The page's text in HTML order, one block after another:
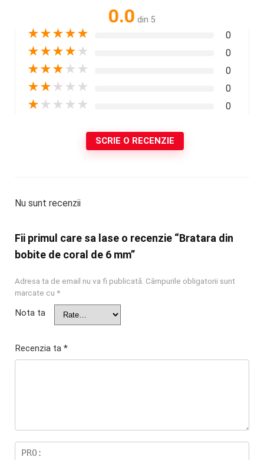
0.0 din 5
★★★★★ 0
★★★★ ★ 0
★★★ ★ ★ 0
★★ ★ ★ ★ 0
★ ★ ★ ★ ★ 0
SCRIE O RECENZIE
Nu sunt recenzii
Fii primul care sa lase o recenzie “Bratara din
bobite de coral de 6 mm”
Adresa ta de email nu va fi publicată. Câmpurile obligatorii sunt
marcate cu *
Nota ta
Recenzia ta *